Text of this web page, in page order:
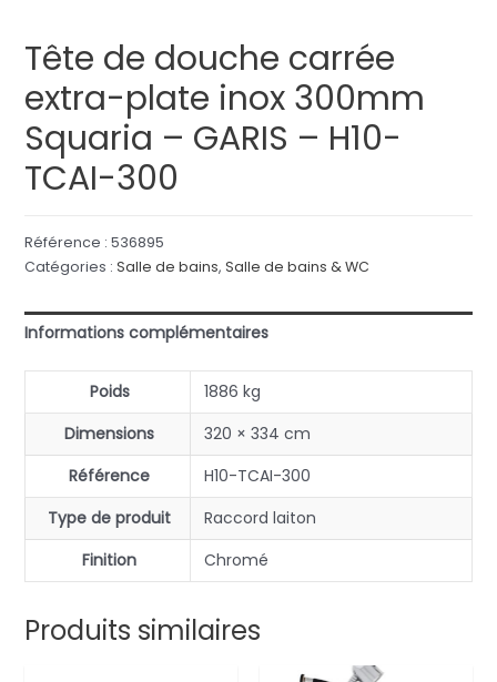
Tête de douche carrée
extra-plate inox 300mm
Squaria – GARIS – H10-
TCAI-300
Référence : 536895
Catégories : Salle de bains, Salle de bains & WC
Informations complémentaires
Poids
1886 kg
Dimensions
320 × 334 cm
Référence
H10-TCAI-300
Type de produit
Raccord laiton
Finition
Chromé
Produits similaires